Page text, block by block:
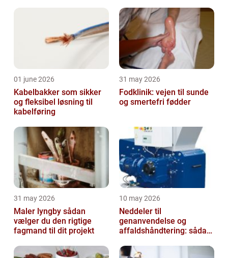
01 june 2026
Kabelbakker som sikker
og fleksibel løsning til
kabelføring
31 may 2026
Fodklinik: vejen til sunde
og smertefri fødder
31 may 2026
Maler lyngby sådan
vælger du den rigtige
fagmand til dit projekt
10 may 2026
Neddeler til
genanvendelse og
affaldshåndtering: sådan